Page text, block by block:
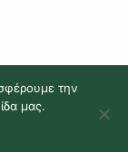
την
μας.